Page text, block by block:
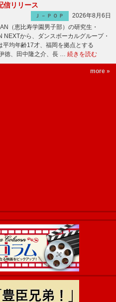
信リリース
Ｊ－ＰＯＰ
2026年8月6日
（恵比寿学園男子部）の研究生・
NEXTから、ダンスボーカルグループ・
均年齢17才、福岡を拠点とする
徳、田中隆之介、長 … 続きを読む
more »